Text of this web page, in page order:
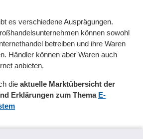
es verschiedene Ausprägungen.
können sowohl
betreiben und ihre Waren
Händler können aber Waren auch
anbieten.
die aktuelle Marktübersicht der
Erklärungen zum Thema E-